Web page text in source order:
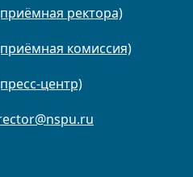
ректора)
комиссия)
центр)